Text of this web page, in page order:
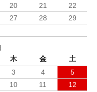
20 21
22
27 28
29
木 金
土
3 4
5
10 11
12